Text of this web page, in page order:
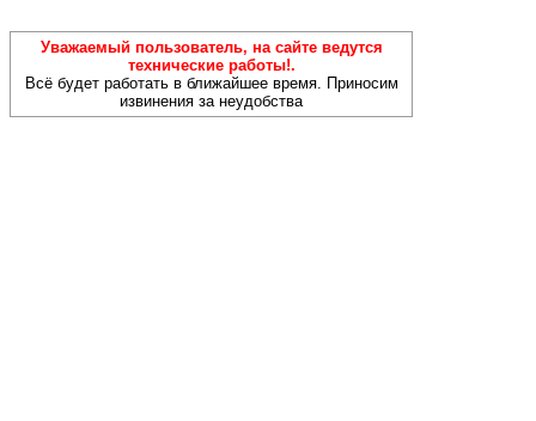
Уважаемый пользователь, на сайте ведутся
технические работы!.
Всё будет работать в ближайшее время. Приносим
извинения за неудобства